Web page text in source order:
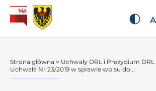
A
Strona główna > Uchwały DRL i Prezydium DRL
Uchwała Nr 23/2019 w sprawie wpisu do...